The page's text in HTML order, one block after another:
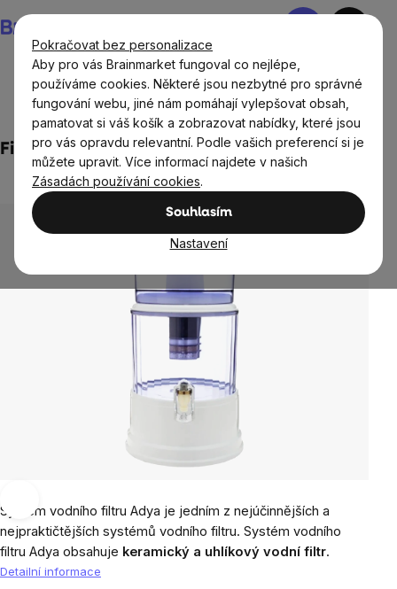
Pokračovat bez personalizace
Aby pro vás Brainmarket fungoval co nejlépe,
používáme cookies. Některé jsou nezbytné pro správné
fungování webu, jiné nám pomáhají vylepšovat obsah,
pamatovat si váš košík a zobrazovat nabídky, které jsou
pro vás opravdu relevantní. Podle vašich preferencí si je
můžete upravit. Více informací najdete v našich
Zásadách používání cookies.
Souhlasím
Nastavení
na
obsah
Nákupní
Domov Vodní filtry a konvice
Filtrační systém Adya, 11 l
Průměrné
hodnocení
produktu
5
Neohodnoceno
Systém vodního filtru Adya je jedním z nejúčinnějších a
nejpraktičtějších systémů vodního filtru. Systém vodního
filtru Adya obsahuje keramický a uhlíkový vodní filtr.
Detailní informace